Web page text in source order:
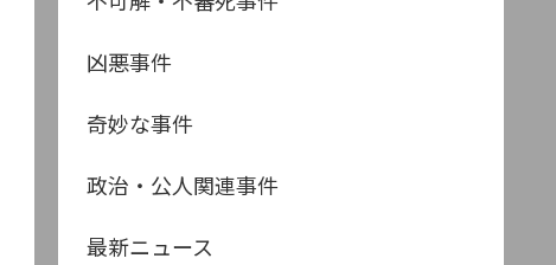
凶悪事件
奇妙な事件
政治・公人関連事件
最新ニュース